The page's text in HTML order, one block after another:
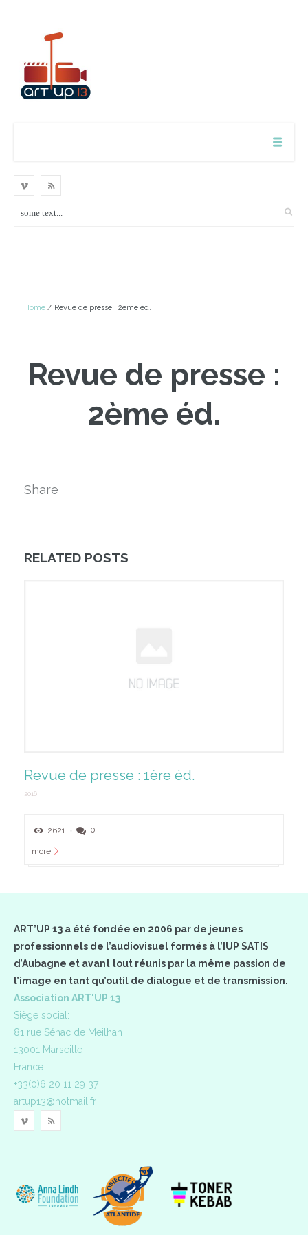
Home / Revue de presse : 2ème éd.
Revue de presse :
2ème éd.
Share
RELATED POSTS
Revue de presse : 1ère éd.
2016
2621 0
more
ART’UP 13 a été fondée en 2006 par de jeunes
professionnels de l’audiovisuel formés à l’IUP SATIS
d’Aubagne et avant tout réunis par la même passion de
l’image en tant qu’outil de dialogue et de transmission.
Association ART'UP 13
Siège social:
81 rue Sénac de Meilhan
13001 Marseille
France
+33(0)6 20 11 29 37
artup13@hotmail.fr